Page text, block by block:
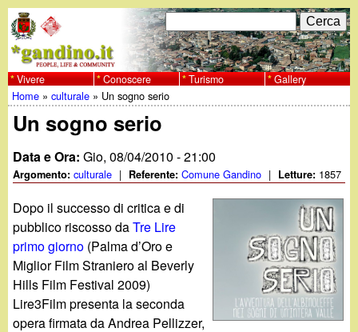
al
contenuto
principale
w
w
w
.
g
a
n
F
o
r
d
r
i
e
C
e
r
c
a
Vivere Conoscere Turismo Gallery
Tu
sei
qui
Home »culturale » Un sogno serio
Un sogno serio
Data e Ora:Gio, 08/04/2010 - 21:00
Argomento:culturale | Referente:Comune Gandino | Letture: 1857
Dopo il successo di critica e di
pubblico riscosso daTre Lire
primo giorno (Palma d’Oro e
Miglior Film Straniero al Beverly
Hills Film Festival 2009)
Lire3Film presenta la seconda
opera firmata da Andrea Pellizzer,